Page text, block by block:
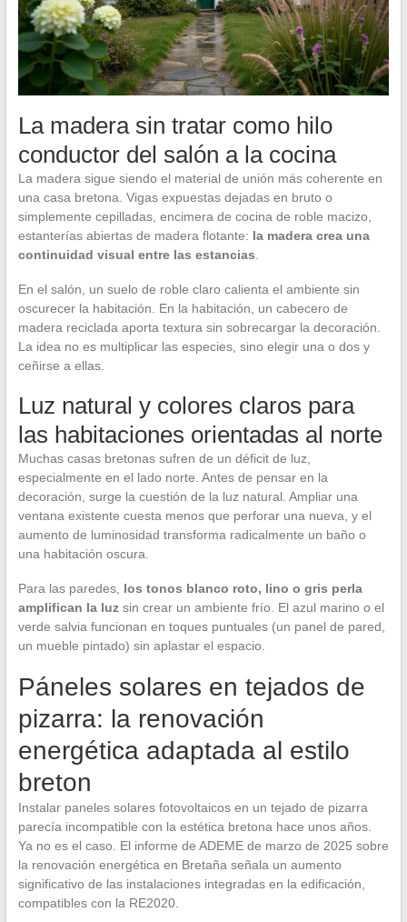
La madera sin tratar como hilo
conductor del salón a la cocina
La madera sigue siendo el material de unión más coherente en
una casa bretona. Vigas expuestas dejadas en bruto o
simplemente cepilladas, encimera de cocina de roble macizo,
estanterías abiertas de madera flotante: la madera crea una
continuidad visual entre las estancias
En el salón, un suelo de roble claro calienta el ambiente sin
oscurecer la habitación. En la habitación, un cabecero de
madera reciclada aporta textura sin sobrecargar la decoración.
La idea no es multiplicar las especies, sino elegir una o dos y
ceñirse a ellas.
Luz natural y colores claros para
las habitaciones orientadas al norte
Muchas casas bretonas sufren de un déficit de luz,
especialmente en el lado norte. Antes de pensar en la
decoración, surge la cuestión de la luz natural. Ampliar una
ventana existente cuesta menos que perforar una nueva, y el
aumento de luminosidad transforma radicalmente un baño o
una habitación oscura.
Para las paredes, los tonos blanco roto, lino o gris perla
amplifican la luzsin crear un ambiente frío. El azul marino o el
verde salvia funcionan en toques puntuales (un panel de pared,
un mueble pintado) sin aplastar el espacio.
Páneles solares en tejados de
pizarra: la renovación
energética adaptada al estilo
breton
Instalar paneles solares fotovoltaicos en un tejado de pizarra
parecía incompatible con la estética bretona hace unos años.
Ya no es el caso. El informe de ADEME de marzo de 2025 sobre
la renovación energética en Bretaña señala un aumento
significativo de las instalaciones integradas en la edificación,
compatibles con la RE2020.